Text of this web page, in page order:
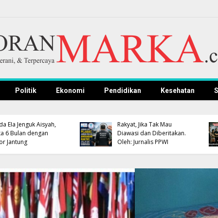
Politik Ekonomi Pendidikan Kesehatan
Pengembangan
Kompetensi ASN Tetap
Jalan
Persib, Bupati dan
Kapolres Dipastikan
Hadir